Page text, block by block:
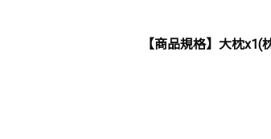
【商品規格】大枕